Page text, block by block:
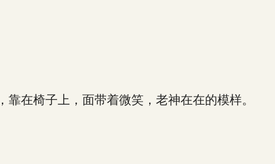
在椅子上，面带着微笑，老神在在的模样。